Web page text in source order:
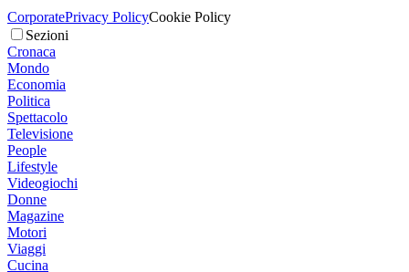
CorporatePrivacy PolicyCookie Policy
Sezioni
Cronaca
Mondo
Economia
Politica
Spettacolo
Televisione
People
Lifestyle
Videogiochi
Donne
Magazine
Motori
Viaggi
Cucina